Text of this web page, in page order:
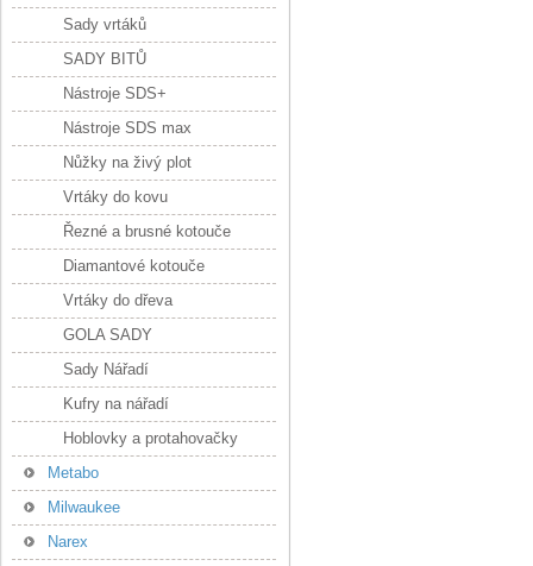
Sady vrtáků
SADY BITŮ
Nástroje SDS+
Nástroje SDS max
Nůžky na živý plot
Vrtáky do kovu
Řezné a brusné kotouče
Diamantové kotouče
Vrtáky do dřeva
GOLA SADY
Sady Nářadí
Kufry na nářadí
Hoblovky a protahovačky
Metabo
Milwaukee
Narex